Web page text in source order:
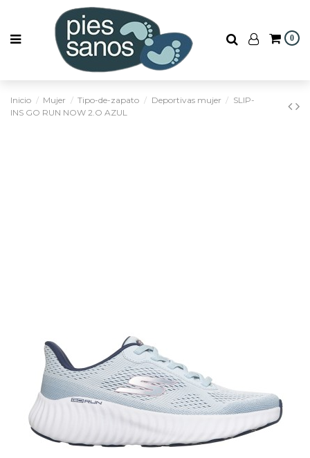
0
Inicio Mujer Tipo-de-zapato Deportivas mujer
SLIP-
INS GO RUN NOW 2.O AZUL